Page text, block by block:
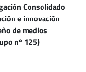
Consolidado
e innovación
de medios
nº 125)